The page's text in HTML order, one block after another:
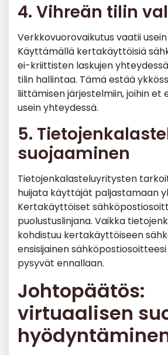
4. Vihreän tilin
Verkkovuorovaikutus vaatii
Käyttämällä kertakäyttöisiä
ei-kriittisten laskujen
tilin hallintaa. Tämä estää
liittämisen järjestelmiin, joihin et
usein yhteydessä.
5.
suojaaminen
Tietojenkalasteluyritysten
huijata käyttäjät paljastamaan
Kertakäyttöiset
puolustuslinjana. Vaikka
kohdistuu kertakäyttöiseen
ensisijainen
pysyvät ennallaan.
Johtopäätös:
virtuaalisen